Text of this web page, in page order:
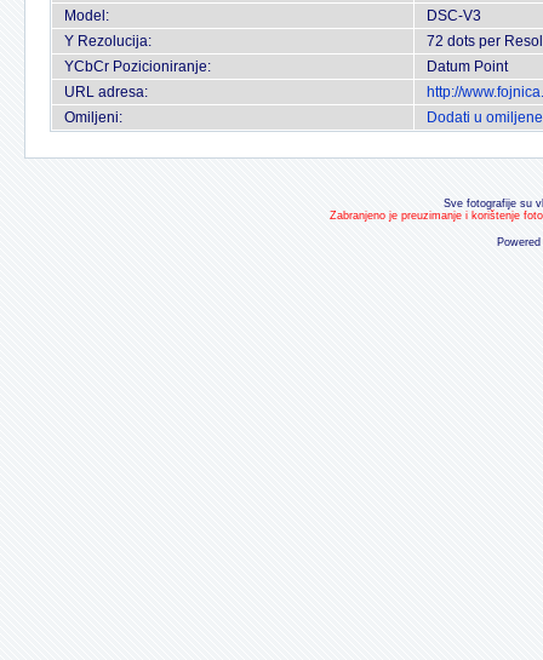
Model:
DSC-V3
Y Rezolucija:
72 dots per
YCbCr Pozicioniranje:
Datum Point
URL adresa:
http://
Omiljeni:
Dodati u omiljene
Sve fotografije su
Zabranjeno je preuzimanje i korištenje